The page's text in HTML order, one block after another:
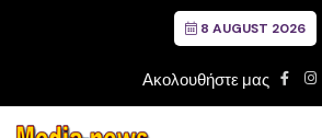
8 AUGUST 2026
Ακολουθήστε μας